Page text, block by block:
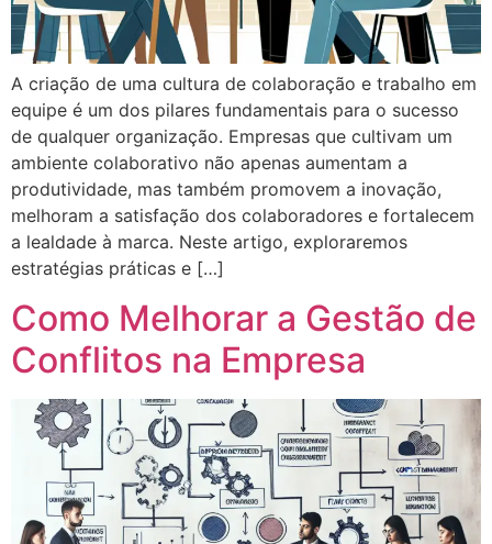
A criação de uma cultura de colaboração e trabalho em
equipe é um dos pilares fundamentais para o sucesso
de qualquer organização. Empresas que cultivam um
ambiente colaborativo não apenas aumentam a
produtividade, mas também promovem a inovação,
melhoram a satisfação dos colaboradores e fortalecem
a lealdade à marca. Neste artigo, exploraremos
estratégias práticas e […]
Como Melhorar a Gestão de
Conflitos na Empresa